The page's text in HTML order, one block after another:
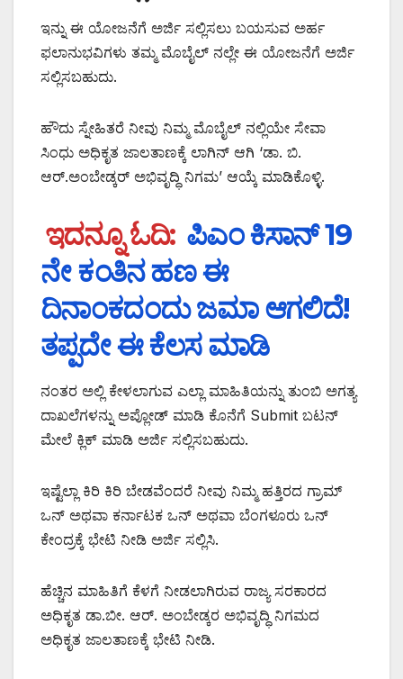
ಇನ್ನು ಈ ಯೋಜನೆಗೆ ಅರ್ಜಿ ಸಲ್ಲಿಸಲು ಬಯಸುವ ಅರ್ಹ
ಫಲಾನುಭವಿಗಳು ತಮ್ಮ ಮೊಬೈಲ್ ನಲ್ಲೇ ಈ ಯೋಜನೆಗೆ ಅರ್ಜಿ
ಸಲ್ಲಿಸಬಹುದು.
ಹೌದು ಸ್ನೇಹಿತರೆ ನೀವು ನಿಮ್ಮ ಮೊಬೈಲ್ ನಲ್ಲಿಯೇ ಸೇವಾ
ಸಿಂಧು ಅಧಿಕೃತ ಜಾಲತಾಣಕ್ಕೆ ಲಾಗಿನ್ ಆಗಿ ‘ಡಾ. ಬಿ.
ಆರ್.ಅಂಬೇಡ್ಕರ್ ಅಭಿವೃದ್ಧಿ ನಿಗಮ’ ಆಯ್ಕೆ ಮಾಡಿಕೊಳ್ಳಿ.
ಇದನ್ನೂ ಓದಿ: ಪಿಎಂ ಕಿಸಾನ್ 19
ನೇ ಕಂತಿನ ಹಣ ಈ
ದಿನಾಂಕದಂದು ಜಮಾ ಆಗಲಿದೆ!
ತಪ್ಪದೇ ಈ ಕೆಲಸ ಮಾಡಿ
ನಂತರ ಅಲ್ಲಿ ಕೇಳಲಾಗುವ ಎಲ್ಲಾ ಮಾಹಿತಿಯನ್ನು ತುಂಬಿ ಅಗತ್ಯ
ದಾಖಲೆಗಳನ್ನು ಅಪ್ಲೋಡ್ ಮಾಡಿ ಕೊನೆಗೆ Submit ಬಟನ್
ಮೇಲೆ ಕ್ಲಿಕ್ ಮಾಡಿ ಅರ್ಜಿ ಸಲ್ಲಿಸಬಹುದು.
ಇಷ್ಟೆಲ್ಲಾ ಕಿರಿ ಕಿರಿ ಬೇಡವೆಂದರೆ ನೀವು ನಿಮ್ಮ ಹತ್ತಿರದ ಗ್ರಾಮ್
ಒನ್ ಅಥವಾ ಕರ್ನಾಟಕ ಒನ್ ಅಥವಾ ಬೆಂಗಳೂರು ಒನ್
ಕೇಂದ್ರಕ್ಕೆ ಭೇಟಿ ನೀಡಿ ಅರ್ಜಿ ಸಲ್ಲಿಸಿ.
ಹೆಚ್ಚಿನ ಮಾಹಿತಿಗೆ ಕೆಳಗೆ ನೀಡಲಾಗಿರುವ ರಾಜ್ಯ ಸರಕಾರದ
ಅಧಿಕೃತ ಡಾ.ಬೀ. ಆರ್. ಅಂಬೇಡ್ಕರ ಅಭಿವೃದ್ಧಿ ನಿಗಮದ
ಅಧಿಕೃತ ಜಾಲತಾಣಕ್ಕೆ ಭೇಟಿ ನೀಡಿ.